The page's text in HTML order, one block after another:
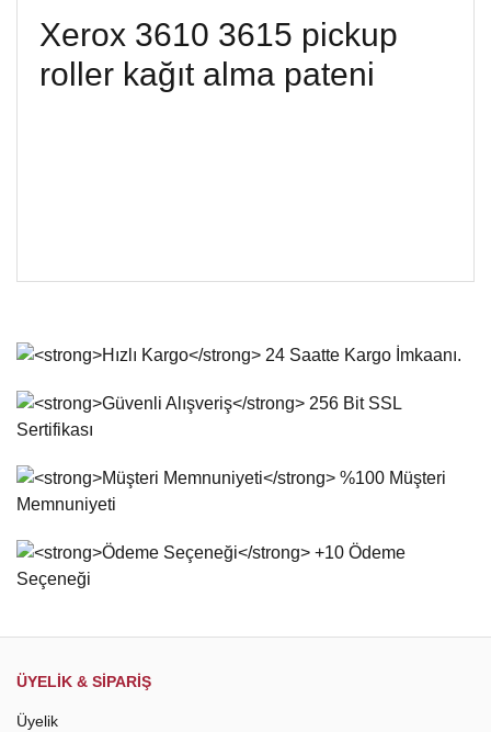
Xerox 3610 3615 pickup
roller kağıt alma pateni
Bu ürünün fiyat bilgisi, resim, ürün açıklamalarında ve diğer
Görüş ve önerileriniz için teşekkür ederiz.
Ürün resmi kalitesiz, bozuk veya görüntülenemiyor.
Ürün açıklamasında eksik bilgiler bulunuyor.
Ürün fiyatı diğer sitelerden daha pahalı.
ÜYELİK & SİPARİŞ
Üyelik